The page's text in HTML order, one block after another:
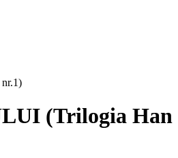
(Trilogia Han